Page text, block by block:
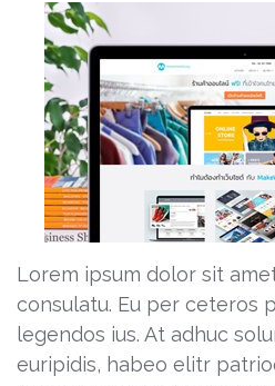
Lorem ipsum dolor sit
consulatu. Eu per ceteros
legendos ius. At adhuc
euripidis, habeo elitr